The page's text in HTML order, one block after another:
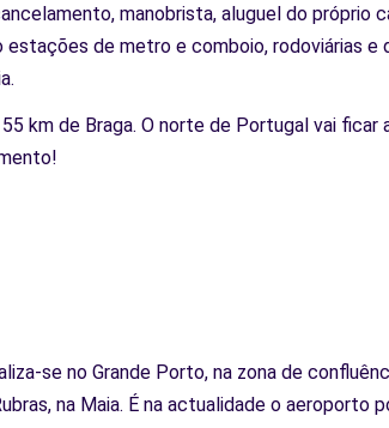
manobrista, aluguel do próprio
de metro e comboio, rodoviárias e
km de Braga. O norte de Portugal vai ficar
se no Grande Porto, na zona de
na Maia. É na actualidade o aeroporto